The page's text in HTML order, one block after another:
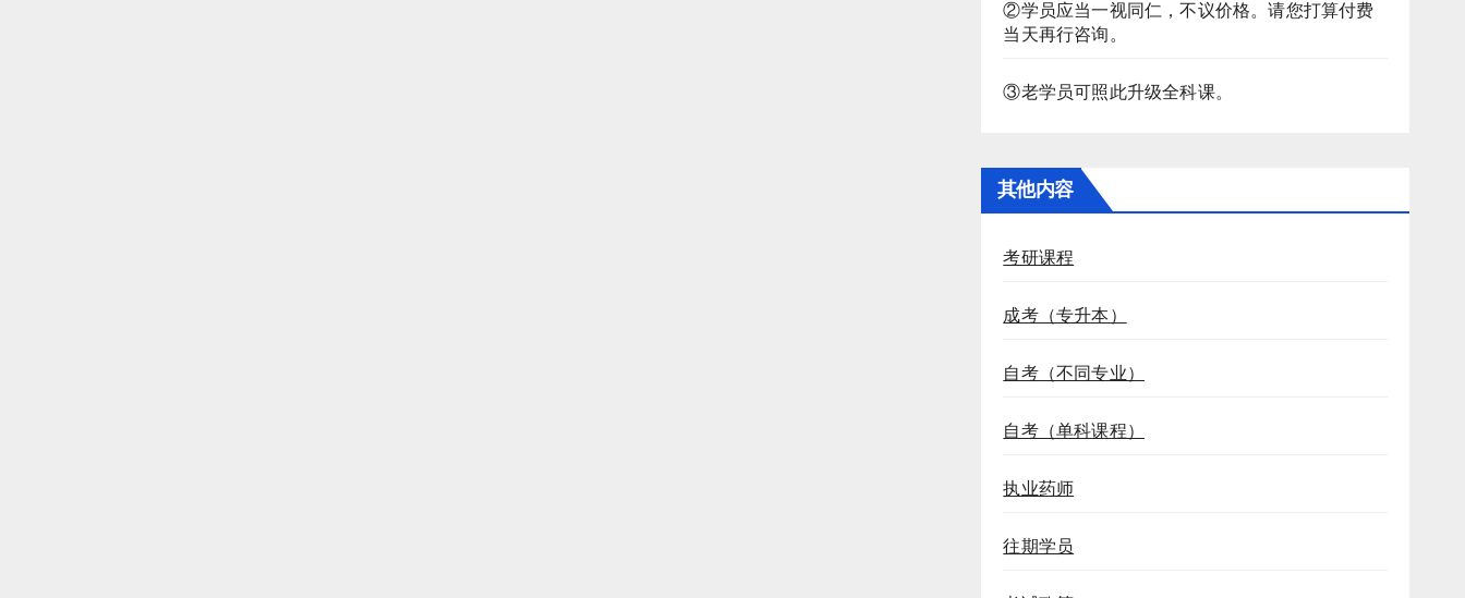
②学员应当一视同仁，不议价格。请您打算付费
当天再行咨询。
③老学员可照此升级全科课。
其他内容
考研课程
成考（专升本）
自考（不同专业）
自考（单科课程）
执业药师
往期学员